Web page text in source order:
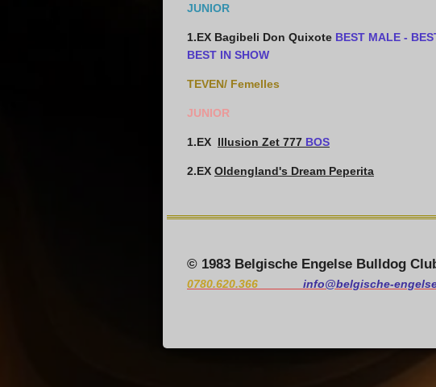
JUNIOR
1.EX Bagibeli Don Quixote BEST MALE -
BEST IN SHOW
TEVEN/ Femelles
JUNIOR
1.EX Illusion Zet 777 BOS
2.EX Oldengland's Dream Peperita
© 1983 Belgische Engelse Bulldog
0780.620.366
info@belgische-